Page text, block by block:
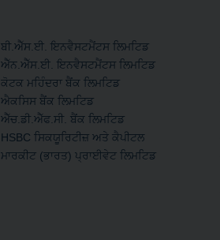
ਬੀ.ਐੱਸ.ਈ. ਇਨਵੈਸਟਮੈਂਟਸ ਲਿਮਟਿਡ
ਐੱਨ.ਐੱਸ.ਈ. ਇਨਵੈਸਟਮੈਂਟਸ ਲਿਮਟਿਡ
ਕੋਟਕ ਮਹਿੰਦਰਾ ਬੈਂਕ ਲਿਮਟਿਡ
ਐਕਸਿਸ ਬੈਂਕ ਲਿਮਟਿਡ
ਐੱਚ.ਡੀ.ਐੱਫ.ਸੀ. ਬੈਂਕ ਲਿਮਟਿਡ
HSBC ਸਿਕਯੂਰਿਟੀਜ਼ ਅਤੇ ਕੈਪੀਟਲ
ਮਾਰਕੀਟ (ਭਾਰਤ) ਪ੍ਰਾਈਵੇਟ ਲਿਮਟਿਡ